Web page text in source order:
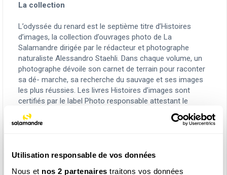
Utilisation responsable de vos données
Nous et nos 2 partenaires traitons vos données
La collection
L’odyssée du renard est le septième titre d’Histoires
d’images, la collection d’ouvrages photo de La
Salamandre dirigée par le rédacteur et photographe
naturaliste Alessandro Staehli. Dans chaque volume, un
photographe dévoile son carnet de terrain pour raconter
sa dé- marche, sa recherche du sauvage et ses images
les plus réussies. Les livres Histoires d’images sont
certifiés par le label Photo responsable attestant le
respect de la charte image Salamandre pour une photo-
graphie nature respectueuse des espèces et des milieux.
Titre: L'odyssée du renard
Collection: Histoires d'images